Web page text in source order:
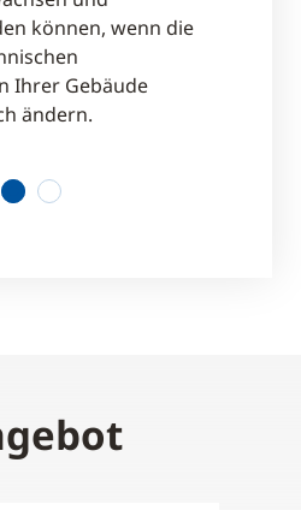
können, wenn die
Ihrer Gebäude
ändern.